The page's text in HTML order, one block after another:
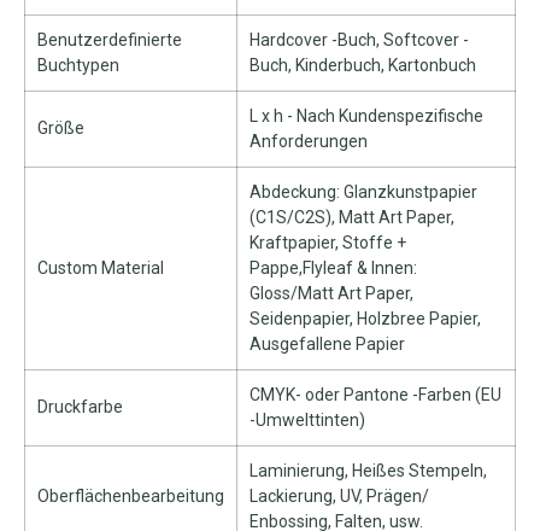
Benutzerdefinierte
Buchtypen
Hardcover -Buch, Softcover -
Buch, Kinderbuch, Kartonbuch
Größe
L x h - Nach Kundenspezifische
Anforderungen
Custom Material
Abdeckung: Glanzkunstpapier
(C1S/C2S), Matt Art Paper,
Kraftpapier, Stoffe +
Pappe,Flyleaf & Innen:
Gloss/Matt Art Paper,
Seidenpapier, Holzbree Papier,
Ausgefallene Papier
Druckfarbe
CMYK- oder Pantone -Farben (EU
-Umwelttinten)
Oberflächenbearbeitung
Laminierung, Heißes Stempeln,
Lackierung, UV, Prägen/
Enbossing, Falten, usw.